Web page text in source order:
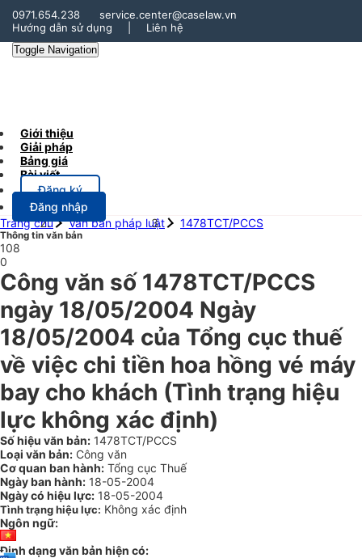
0971.654.238
service.center@caselaw.vn
Hướng dẫn sử dụng
Liên hệ
Toggle Navigation
Giới thiệu
Giải pháp
Bảng giá
Bài viết
Đăng ký
Đăng nhập
Trang chủ
Văn bản pháp luật 1478TCT/PCCS
Thông tin văn bản
108
0
Công văn số 1478TCT/PCCS
ngày 18/05/2004 Ngày
18/05/2004 của Tổng cục thuế
về việc chi tiền hoa hồng vé máy
bay cho khách (Tình trạng hiệu
lực không xác định)
Số hiệu văn bản: 1478TCT/PCCS
Loại văn bản: Công văn
Cơ quan ban hành: Tổng cục Thuế
Ngày ban hành: 18-05-2004
Ngày có hiệu lực: 18-05-2004
Tình trạng hiệu lực: Không xác định
Ngôn ngữ:
Định dạng văn bản hiện có: